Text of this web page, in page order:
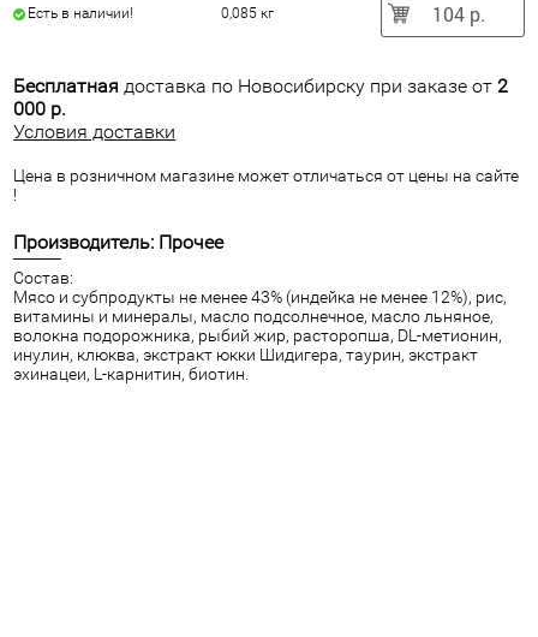
Есть в наличии! 0,085 кг 104 р.
Бесплатная доставка по Новосибирску при заказе от 2
000 р.
Условия доставки
Цена в розничном магазине может отличаться от цены на сайте
!
Производитель: Прочее
Состав:
Мясо и субпродукты не менее 43% (индейка не менее 12%), рис,
витамины и минералы, масло подсолнечное, масло льняное,
волокна подорожника, рыбий жир, расторопша, DL-метионин,
инулин, клюква, экстракт юкки Шидигера, таурин, экстракт
эхинацеи, L-карнитин, биотин.